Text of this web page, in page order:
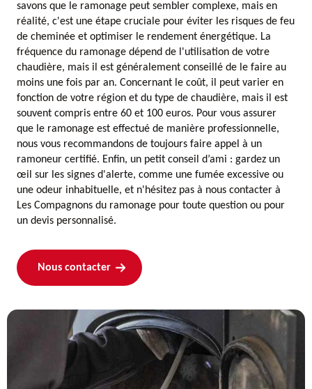
savons que le ramonage peut sembler complexe, mais en
réalité, c'est une étape cruciale pour éviter les risques de feu
de cheminée et optimiser le rendement énergétique. La
fréquence du ramonage dépend de l'utilisation de votre
chaudière, mais il est généralement conseillé de le faire au
moins une fois par an. Concernant le coût, il peut varier en
fonction de votre région et du type de chaudière, mais il est
souvent compris entre 60 et 100 euros. Pour vous assurer
que le ramonage est effectué de manière professionnelle,
nous vous recommandons de toujours faire appel à un
ramoneur certifié. Enfin, un petit conseil d’ami : gardez un
œil sur les signes d'alerte, comme une fumée excessive ou
une odeur inhabituelle, et n'hésitez pas à nous contacter à
Les Compagnons du ramonage pour toute question ou pour
un devis personnalisé.
Nous contacter